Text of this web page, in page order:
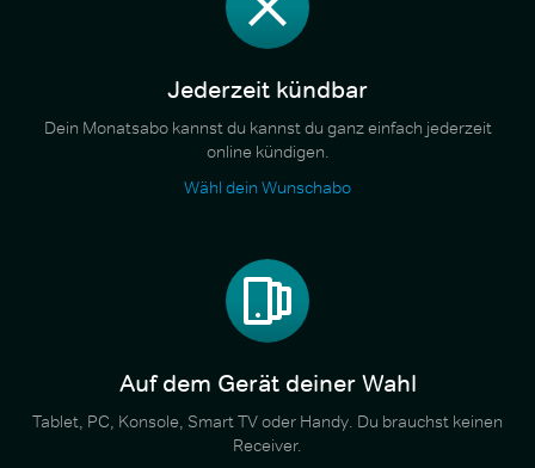
Jederzeit kündbar
Dein Monatsabo kannst du kannst du ganz einfach jederzeit
online kündigen.
Wähl dein Wunschabo
Auf dem Gerät deiner Wahl
Tablet, PC, Konsole, Smart TV oder Handy. Du brauchst keinen
Receiver.